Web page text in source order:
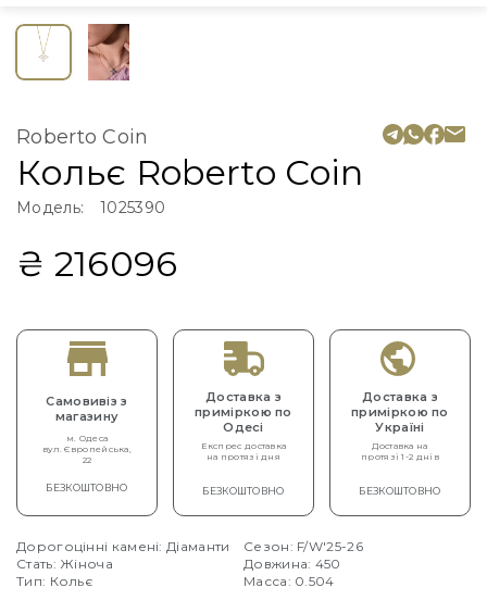
Roberto Coin
Кольє Roberto Coin
Модель: 1025390
₴ 216096
Самовивіз з
магазину
м. Одеса
вул. Європейська,
22
БЕЗКОШТОВНО
Доставка з
приміркою по
Одесі
Експрес доставка
на протязі дня
БЕЗКОШТОВНО
Доставка з
приміркою по
Україні
Доставка на
протязі 1-2 днів
БЕЗКОШТОВНО
Дорогоцінні камені: Діаманти
Стать: Жіноча
Тип: Кольє
Сезон: F/W'25-26
Довжина: 450
Масса: 0.504